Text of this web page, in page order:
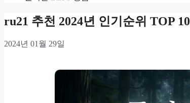
ru21 추천 2024년 인기순위 TOP 10
2024년 01월 29일